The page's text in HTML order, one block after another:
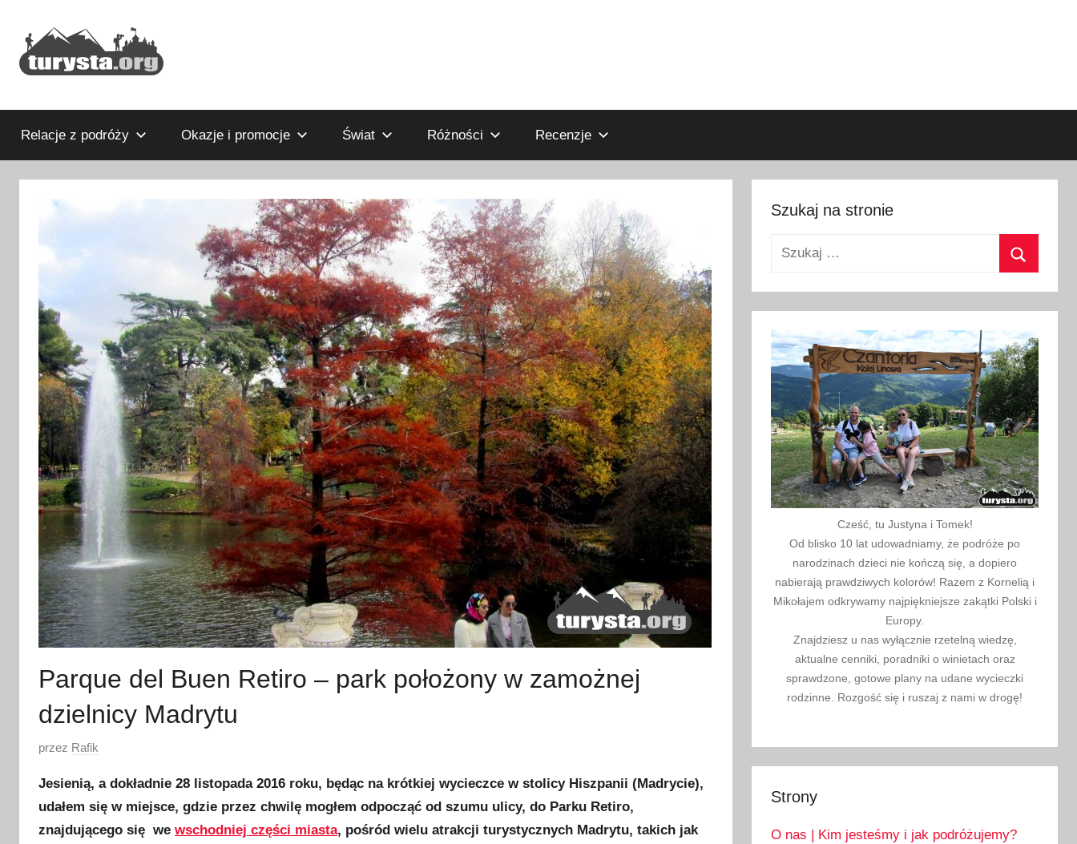
treści
Turysta.org
blog
podróżniczy
turystyczny
Relacje z podróży Okazje i promocje Świat Różności Recenzje
Parque del Buen Retiro – park położony w zamożnej
dzielnicy Madrytu
O
u
b
l
przez Rafik
Jesienią, a dokładnie 28 listopada 2016 roku, będąc na krótkiej wycieczce w stolicy Hiszpanii (Madrycie),
udałem się w miejsce, gdzie przez chwilę mogłem odpocząć od szumu ulicy, do Parku Retiro,
znajdującego się we wschodniej części miasta, pośród wielu atrakcji turystycznych Madrytu, takich jak
Szukaj na stronie
Szukaj:
Cześć, tu Justyna i Tomek!
Od blisko 10 lat udowadniamy, że podróże po
narodzinach dzieci nie kończą się, a dopiero
nabierają prawdziwych kolorów! Razem z Kornelią i
Mikołajem odkrywamy najpiękniejsze zakątki Polski i
Europy.
Znajdziesz u nas wyłącznie rzetelną wiedzę,
aktualne cenniki, poradniki o winietach oraz
sprawdzone, gotowe plany na udane wycieczki
rodzinne. Rozgość się i ruszaj z nami w drogę!
Strony
O nas | Kim jesteśmy i jak podróżujemy?